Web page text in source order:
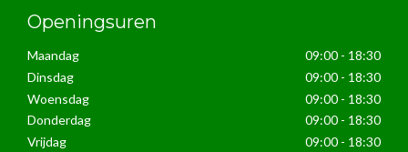
Openingsuren
Maandag
09:00 - 18:30
Dinsdag
09:00 - 18:30
Woensdag
09:00 - 18:30
Donderdag
09:00 - 18:30
Vrijdag
09:00 - 18:30